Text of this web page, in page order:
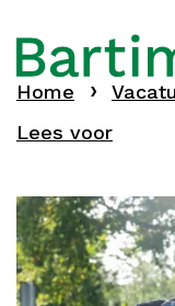
Home
Lees voor